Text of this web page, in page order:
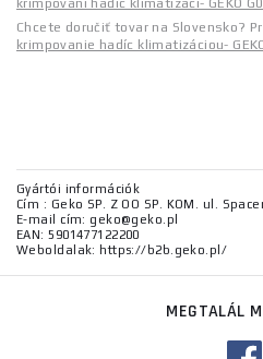
krimpování hadic klimatizací- GEKO
Chcete doručiť tovar na Slovensko?
krimpovanie hadíc klimatizáciou-
Gyártói információk
Cím : Geko SP. Z OO SP. KOM. ul.
E-mail cím: geko@geko.pl
EAN: 5901477122200
Weboldalak: https://b2b.geko.pl/
MEGTALÁL